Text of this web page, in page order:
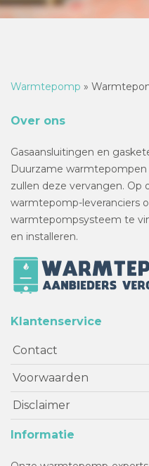
Warmtepomp »
Over ons
Gasaansluitingen en
Duurzame
zullen deze vervangen. Op
warmtepomp-leveranciers
warmtepompsysteem te
en installeren.
Klantenservice
Contact
Voorwaarden
Disclaimer
Informatie